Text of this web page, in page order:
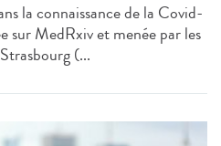
la connaissance de la Covid-
sur MedRxiv et menée par les
(...